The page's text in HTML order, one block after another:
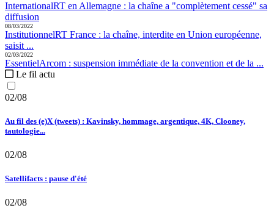
InternationalRT en Allemagne : la chaîne a "complètement cessé" sa
diffusion
08/03/2022
InstitutionnelRT France : la chaîne, interdite en Union européenne,
saisit ...
02/03/2022
EssentielArcom : suspension immédiate de la convention et de la ...
Le fil actu
02/08
Au fil des (e)X (tweets) : Kavinsky, hommage, argentique, 4K, Clooney,
tautologie...
02/08
Satellifacts : pause d'été
02/08